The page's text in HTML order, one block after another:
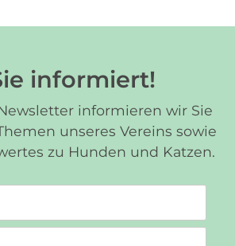
informiert!
informieren wir Sie
unseres Vereins sowie
zu Hunden und Katzen.